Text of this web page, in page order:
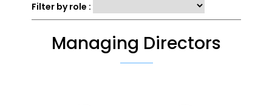
Filter by role :
Managing Directors